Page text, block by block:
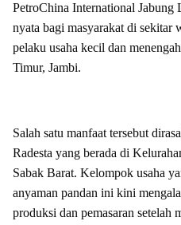
PetroChina International Jabung
nyata bagi masyarakat di sekitar
pelaku usaha kecil dan
Timur, Jambi.
Salah satu manfaat tersebut
Radesta yang berada di
Sabak Barat. Kelompok usaha
anyaman pandan ini kini
produksi dan pemasaran setelah